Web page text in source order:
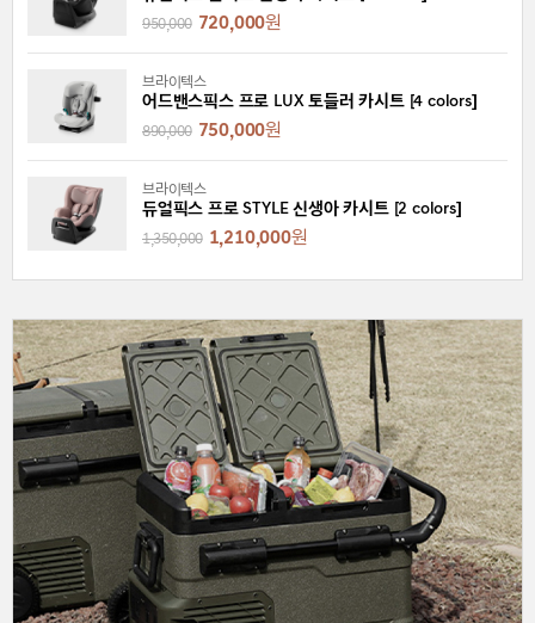
950,000 720,000원
브라이텍스
어드밴스픽스 프로 LUX 토들러 카시트 [4 colors]
890,000 750,000원
브라이텍스
듀얼픽스 프로 STYLE 신생아 카시트 [2 colors]
1,350,000 1,210,000원